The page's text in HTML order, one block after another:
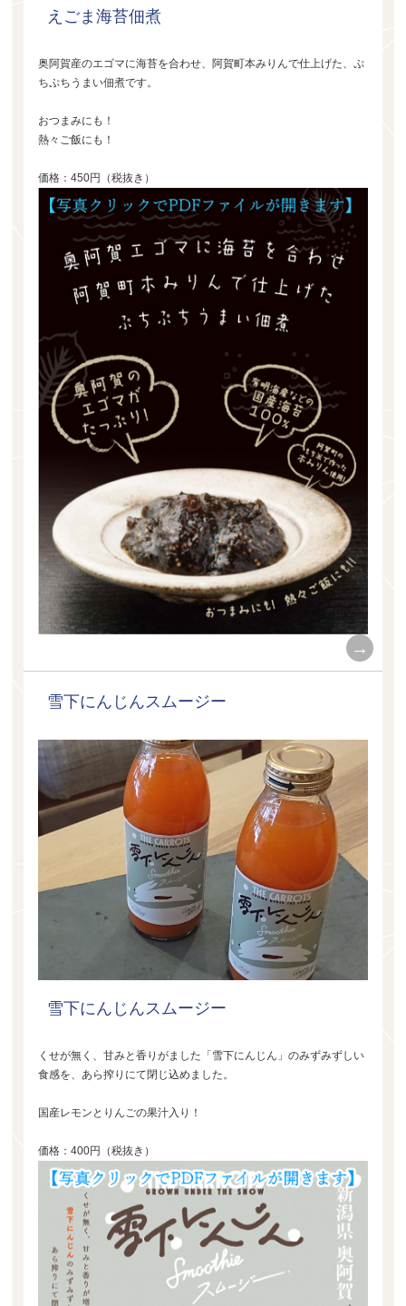
えごま海苔佃煮
奥阿賀産のエゴマに海苔を合わせ、阿賀町本みりんで仕上げた、ぷ
ちぷちうまい佃煮です。
おつまみにも！
熱々ご飯にも！
価格：450円（税抜き）
雪下にんじんスムージー
雪下にんじんスムージー
くせが無く、甘みと香りがました「雪下にんじん」のみずみずしい
食感を、あら搾りにて閉じ込めました。
国産レモンとりんごの果汁入り！
価格：400円（税抜き）